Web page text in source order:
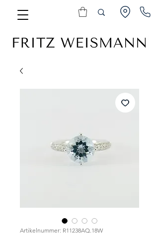
Artikelnummer: R11238AQ.18W